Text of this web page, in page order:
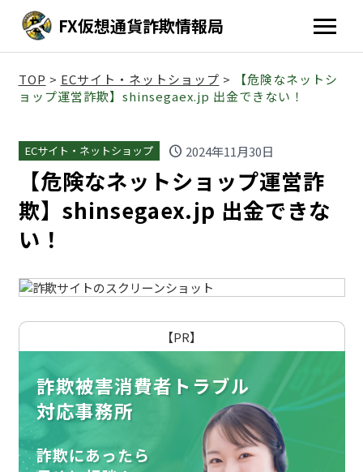
FX仮想通貨詐欺情報局
TOP > ECサイト・ネットショップ >
【危険なネットシ
ョップ運営詐欺】shinsegaex.jp 出金できない！
ECサイト・ネットショップ schedule 2024年11月30日
【危険なネットショップ運営詐
欺】shinsegaex.jp 出金できな
い！
【PR】
詐欺被害消費者トラブル
対応事務所
詐欺にあったら